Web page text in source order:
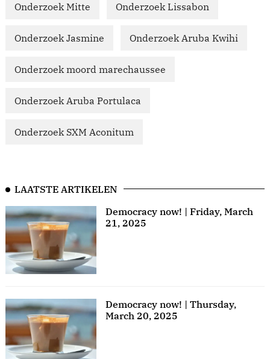
Onderzoek Mitte Onderzoek Lissabon
Onderzoek Jasmine Onderzoek Aruba Kwihi
Onderzoek moord marechaussee
Onderzoek Aruba Portulaca
Onderzoek SXM Aconitum
LAATSTE ARTIKELEN
Democracy now! | Friday, March
21, 2025
Democracy now! | Thursday,
March 20, 2025